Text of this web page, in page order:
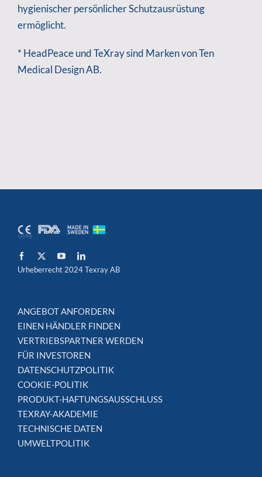
hygienischer persönlicher Schutzausrüstung
ermöglicht.
* HeadPeace und TeXray sind Marken von Ten
Medical Design AB.
Urheberrecht 2024 Texray AB
ANGEBOT ANFORDERN
EINEN HÄNDLER FINDEN
VERTRIEBSPARTNER WERDEN
FÜR INVESTOREN
DATENSCHUTZPOLITIK
COOKIE-POLITIK
PRODUKT-HAFTUNGSAUSSCHLUSS
TEXRAY-AKADEMIE
TECHNISCHE DATEN
UMWELTPOLITIK